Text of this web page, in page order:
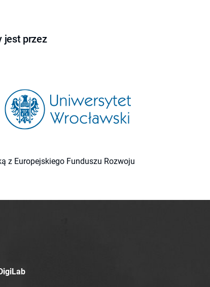
jest przez
z Europejskiego Funduszu Rozwoju